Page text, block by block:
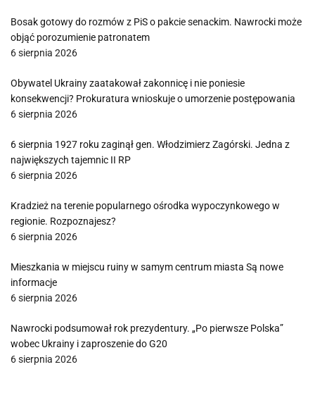
Bosak gotowy do rozmów z PiS o pakcie senackim. Nawrocki może
objąć porozumienie patronatem
6 sierpnia 2026
Obywatel Ukrainy zaatakował zakonnicę i nie poniesie
konsekwencji? Prokuratura wnioskuje o umorzenie postępowania
6 sierpnia 2026
6 sierpnia 1927 roku zaginął gen. Włodzimierz Zagórski. Jedna z
największych tajemnic II RP
6 sierpnia 2026
Kradzież na terenie popularnego ośrodka wypoczynkowego w
regionie. Rozpoznajesz?
6 sierpnia 2026
Mieszkania w miejscu ruiny w samym centrum miasta Są nowe
informacje
6 sierpnia 2026
Nawrocki podsumował rok prezydentury. „Po pierwsze Polska”
wobec Ukrainy i zaproszenie do G20
6 sierpnia 2026